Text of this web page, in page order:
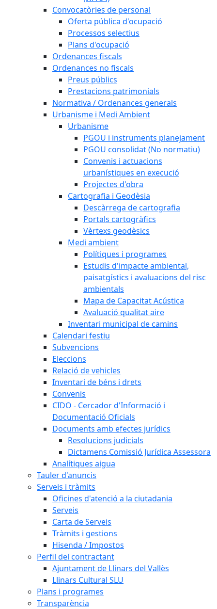
Convocatòries de personal
Oferta pública d'ocupació
Processos selectius
Plans d'ocupació
Ordenances fiscals
Ordenances no fiscals
Preus públics
Prestacions patrimonials
Normativa / Ordenances generals
Urbanisme i Medi Ambient
Urbanisme
PGOU i instruments planejament
PGOU consolidat (No normatiu)
Convenis i actuacions
urbanístiques en execució
Projectes d'obra
Cartografia i Geodèsia
Descàrrega de cartografia
Portals cartogràfics
Vèrtexs geodèsics
Medi ambient
Polítiques i programes
Estudis d'impacte ambiental,
paisatgístics i avaluacions del risc
ambientals
Mapa de Capacitat Acústica
Avaluació qualitat aire
Inventari municipal de camins
Calendari festiu
Subvencions
Eleccions
Relació de vehicles
Inventari de béns i drets
Convenis
CIDO - Cercador d'Informació i
Documentació Oficials
Documents amb efectes jurídics
Resolucions judicials
Dictamens Comissió Jurídica Assessora
Analítiques aigua
Tauler d'anuncis
Serveis i tràmits
Oficines d'atenció a la ciutadania
Serveis
Carta de Serveis
Tràmits i gestions
Hisenda / Impostos
Perfil del contractant
Ajuntament de Llinars del Vallès
Llinars Cultural SLU
Plans i programes
Transparència